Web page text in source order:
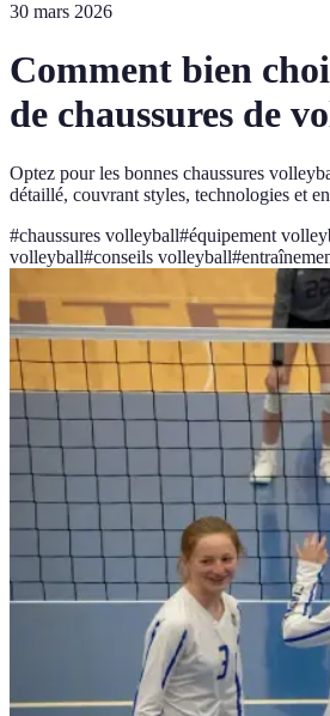
30 mars 2026
Comment bien
de chaussures de
Optez pour les bonnes chaussures
détaillé, couvrant styles, technologies et
#chaussures volleyball#équipement
volleyball#conseils volleyball#